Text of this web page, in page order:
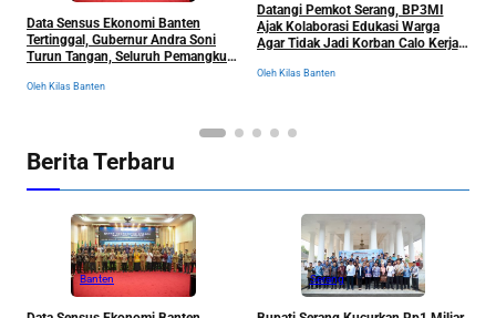
Data Sensus Ekonomi Banten
Tertinggal, Gubernur Andra Soni
Turun Tangan, Seluruh Pemangku
Dikumpulkan
Oleh Kilas Banten
Datangi Pemkot Serang, BP3MI
Ajak Kolaborasi Edukasi Warga
Agar Tidak Jadi Korban Calo Kerja
Oleh Kilas Banten
Berita Terbaru
Banten Serang